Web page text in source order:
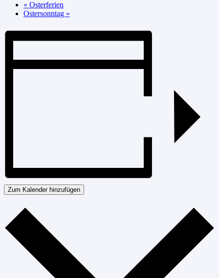
« Osterferien
Ostersonntag »
Zum Kalender hinzufügen